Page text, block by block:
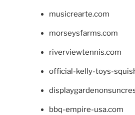
musicrearte.com
morseysfarms.com
riverviewtennis.com
official-kelly-toys-
bbq-empire-usa.com